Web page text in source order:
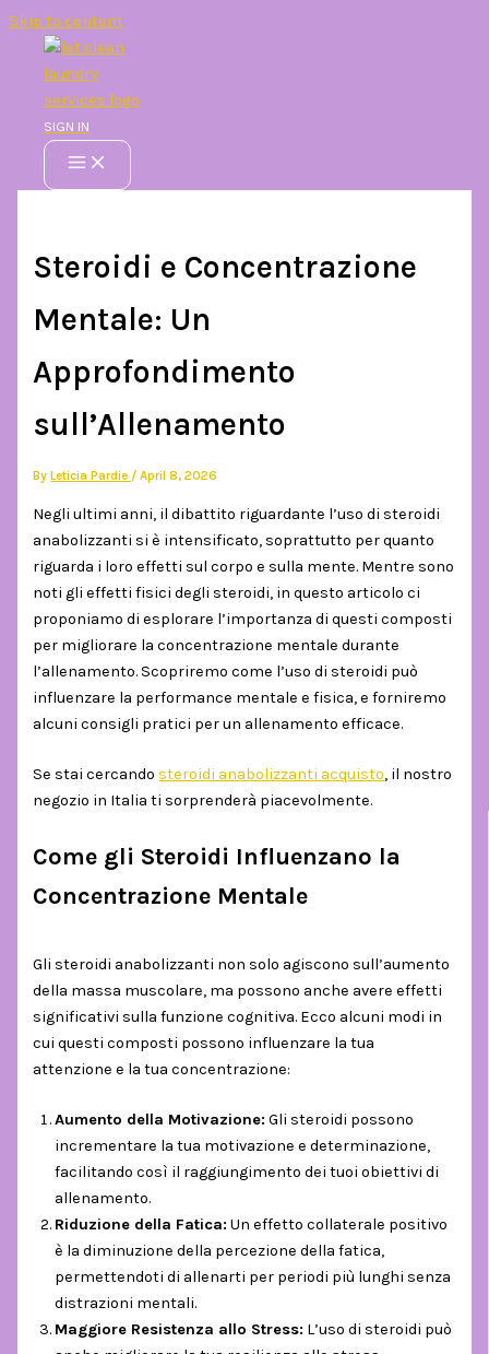
Skip to content
SIGN IN
Steroidi e Concentrazione
Mentale: Un
Approfondimento
sull’Allenamento
ByLeticia Pardie /April 8, 2026
Negli ultimi anni, il dibattito riguardante l’uso di steroidi
anabolizzanti si è intensificato, soprattutto per quanto
riguarda i loro effetti sul corpo e sulla mente. Mentre sono
noti gli effetti fisici degli steroidi, in questo articolo ci
proponiamo di esplorare l’importanza di questi composti
per migliorare la concentrazione mentale durante
l’allenamento. Scopriremo come l’uso di steroidi può
influenzare la performance mentale e fisica, e forniremo
alcuni consigli pratici per un allenamento efficace.
Se stai cercando steroidi anabolizzanti acquisto, il nostro
negozio in Italia ti sorprenderà piacevolmente.
Come gli Steroidi Influenzano la
Concentrazione Mentale
Gli steroidi anabolizzanti non solo agiscono sull’aumento
della massa muscolare, ma possono anche avere effetti
significativi sulla funzione cognitiva. Ecco alcuni modi in
cui questi composti possono influenzare la tua
attenzione e la tua concentrazione:
Aumento della Motivazione: Gli steroidi possono
incrementare la tua motivazione e determinazione,
facilitando così il raggiungimento dei tuoi obiettivi di
allenamento.
Riduzione della Fatica: Un effetto collaterale positivo
è la diminuzione della percezione della fatica,
permettendoti di allenarti per periodi più lunghi senza
distrazioni mentali.
Maggiore Resistenza allo Stress: L’uso di steroidi può